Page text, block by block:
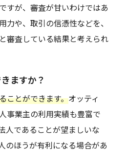
すが、審査が甘いわけではあ
力や、取引の信憑性などを、
審査している結果と考えられ
ますか？
ことができます。オッティ
事業主の利用実績も豊富で
人であることが望ましいな
のほうが有利になる場合があ